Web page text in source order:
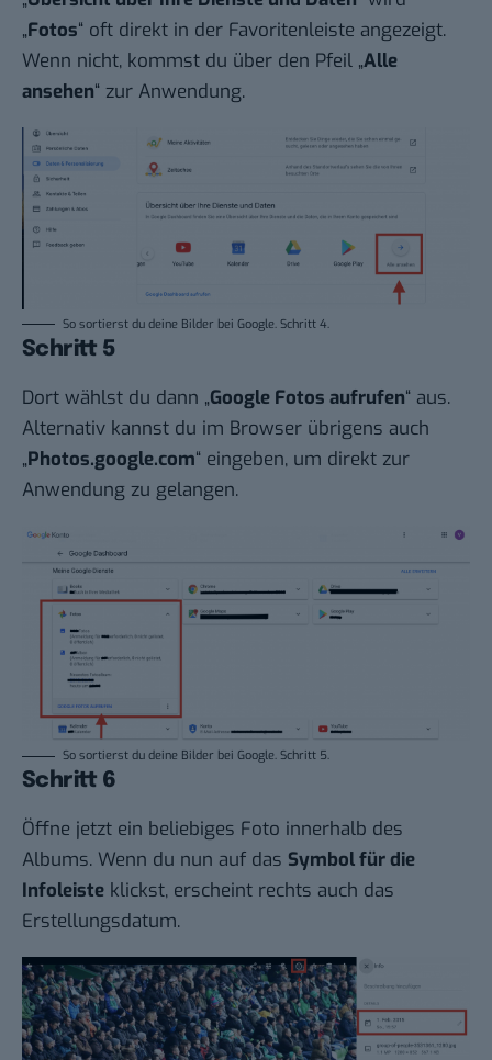
„Fotos“ oft direkt in der Favoritenleiste angezeigt.
Wenn nicht, kommst du über den Pfeil „Alle
ansehen“ zur Anwendung.
So sortierst du deine Bilder bei Google. Schritt 4.
Schritt 5
Dort wählst du dann „Google Fotos aufrufen“ aus.
Alternativ kannst du im Browser übrigens auch
„Photos.google.com“ eingeben, um direkt zur
Anwendung zu gelangen.
So sortierst du deine Bilder bei Google. Schritt 5.
Schritt 6
Öffne jetzt ein beliebiges Foto innerhalb des
Albums. Wenn du nun auf das Symbol für die
Infoleiste klickst, erscheint rechts auch das
Erstellungsdatum.